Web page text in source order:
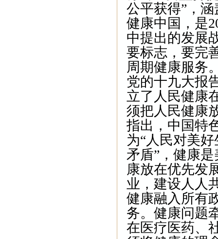
公平获得”，
健康中国，是
中提出的发展
要标志，要完
周期健康服务
党的十九大报
立了人民健康
须把人民健康
指出，中国特
为“人民对美
矛盾”，健康
康放在优先发
业，建设人人
健康融入所有
务。健康问题
在医疗医药、